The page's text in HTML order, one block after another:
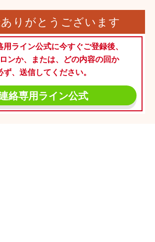
りがとうございます
ライン公式に今すぐご登録後、
ンか、または、どの内容の回か
ず、送信してください。
絡専用ライン公式